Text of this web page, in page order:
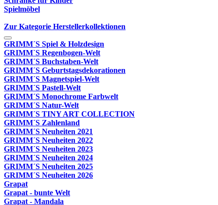
Spielmöbel
Zur Kategorie Herstellerkollektionen
GRIMM´S Spiel & Holzdesign
GRIMM`S Regenbogen-Welt
GRIMM´S Buchstaben-Welt
GRIMM´S Geburtstagsdekorationen
GRIMM´S Magnetspiel-Welt
GRIMM´S Pastell-Welt
GRIMM´S Monochrome Farbwelt
GRIMM´S Natur-Welt
GRIMM´S TINY ART COLLECTION
GRIMM´S Zahlenland
GRIMM´S Neuheiten 2021
GRIMM´S Neuheiten 2022
GRIMM´S Neuheiten 2023
GRIMM´S Neuheiten 2024
GRIMM´S Neuheiten 2025
GRIMM´S Neuheiten 2026
Grapat
Grapat - bunte Welt
Grapat - Mandala